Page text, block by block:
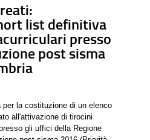
list definitiva
presso
post sisma
la costituzione di un elenco
all'attivazione di tirocini
gli uffici della Regione